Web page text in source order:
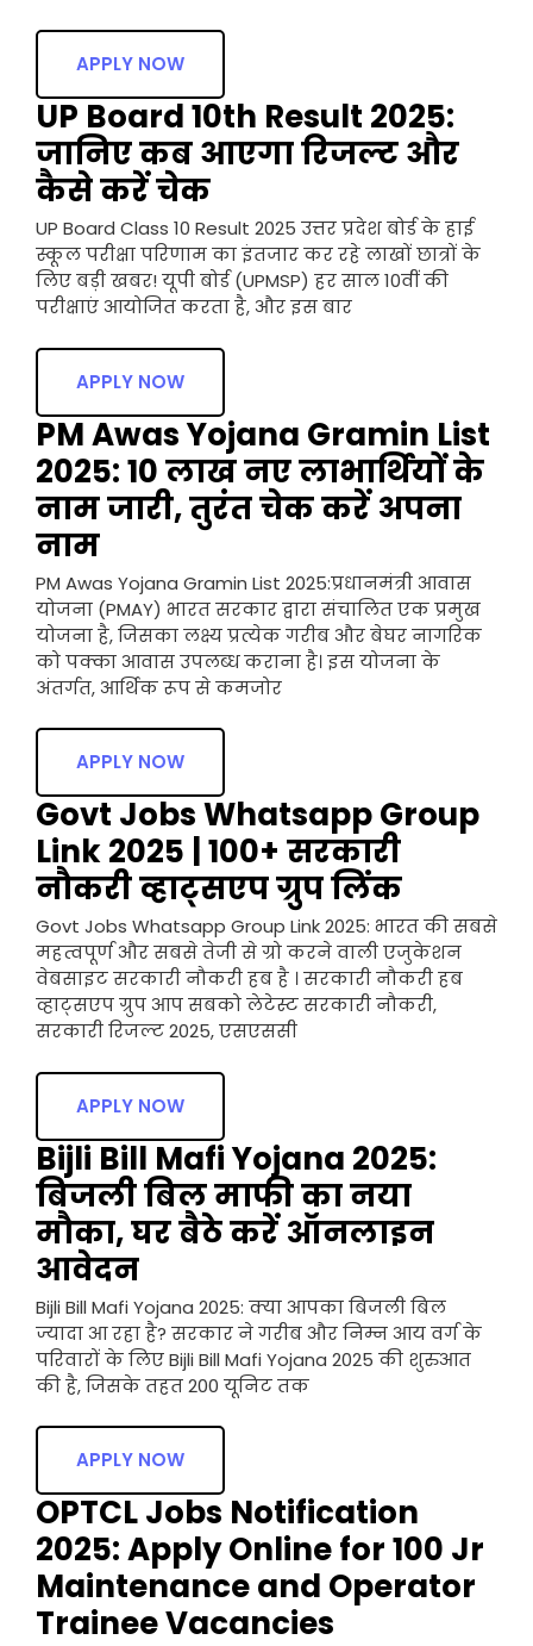
APPLY NOW
UP Board 10th Result 2025:
जानिए कब आएगा रिजल्ट और
कैसे करें चेक
UP Board Class 10 Result 2025 उत्तर प्रदेश बोर्ड के हाई
स्कूल परीक्षा परिणाम का इंतजार कर रहे लाखों छात्रों के
लिए बड़ी खबर! यूपी बोर्ड (UPMSP) हर साल 10वीं की
परीक्षाएं आयोजित करता है, और इस बार
APPLY NOW
PM Awas Yojana Gramin List
2025: 10 लाख नए लाभार्थियों के
नाम जारी, तुरंत चेक करें अपना
नाम
PM Awas Yojana Gramin List 2025:प्रधानमंत्री आवास
योजना (PMAY) भारत सरकार द्वारा संचालित एक प्रमुख
योजना है, जिसका लक्ष्य प्रत्येक गरीब और बेघर नागरिक
को पक्का आवास उपलब्ध कराना है। इस योजना के
अंतर्गत, आर्थिक रूप से कमजोर
APPLY NOW
Govt Jobs Whatsapp Group
Link 2025 | 100+ सरकारी
नौकरी व्हाट्सएप ग्रुप लिंक
Govt Jobs Whatsapp Group Link 2025: भारत की सबसे
महत्वपूर्ण और सबसे तेजी से ग्रो करने वाली एजुकेशन
वेबसाइट सरकारी नौकरी हब है । सरकारी नौकरी हब
व्हाट्सएप ग्रुप आप सबको लेटेस्ट सरकारी नौकरी,
सरकारी रिजल्ट 2025, एसएससी
APPLY NOW
Bijli Bill Mafi Yojana 2025:
बिजली बिल माफी का नया
मौका, घर बैठे करें ऑनलाइन
आवेदन
Bijli Bill Mafi Yojana 2025: क्या आपका बिजली बिल
ज्यादा आ रहा है? सरकार ने गरीब और निम्न आय वर्ग के
परिवारों के लिए Bijli Bill Mafi Yojana 2025 की शुरुआत
की है, जिसके तहत 200 यूनिट तक
APPLY NOW
OPTCL Jobs Notification
2025: Apply Online for 100 Jr
Maintenance and Operator
Trainee Vacancies